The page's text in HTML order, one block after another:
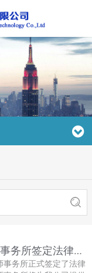
公司与山东琴岛律师事务所签定法律顾问合同书
务所正式签定了法律